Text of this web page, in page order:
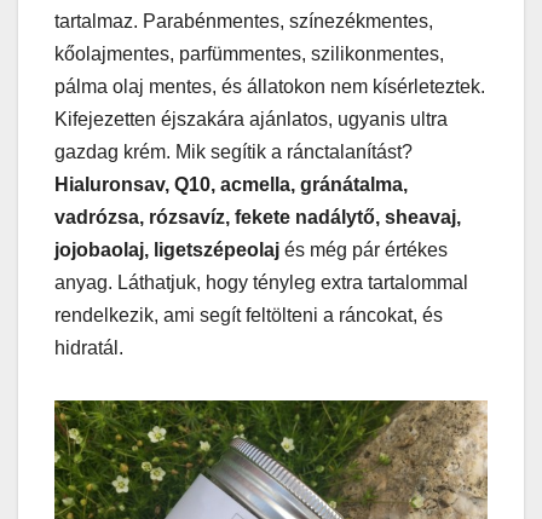
tartalmaz. Parabénmentes, színezékmentes,
kőolajmentes, parfümmentes, szilikonmentes,
pálma olaj mentes, és állatokon nem kísérleteztek.
Kifejezetten éjszakára ajánlatos, ugyanis ultra
gazdag krém. Mik segítik a ránctalanítást?
Hialuronsav, Q10, acmella, gránátalma,
vadrózsa, rózsavíz, fekete nadálytő, sheavaj,
jojobaolaj, ligetszépeolaj és még pár értékes
anyag. Láthatjuk, hogy tényleg extra tartalommal
rendelkezik, ami segít feltölteni a ráncokat, és
hidratál.